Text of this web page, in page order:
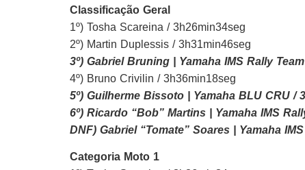
Classificação Geral
1º) Tosha Scareina / 3h26min34seg
2º) Martin Duplessis / 3h31min46seg
3º) Gabriel Bruning | Yamaha IMS Rally
4º) Bruno Crivilin / 3h36min18seg
5º) Guilherme Bissoto | Yamaha BLU CRU /
6º) Ricardo “Bob” Martins | Yamaha IMS
DNF) Gabriel “Tomate” Soares | Yamaha
Categoria Moto 1